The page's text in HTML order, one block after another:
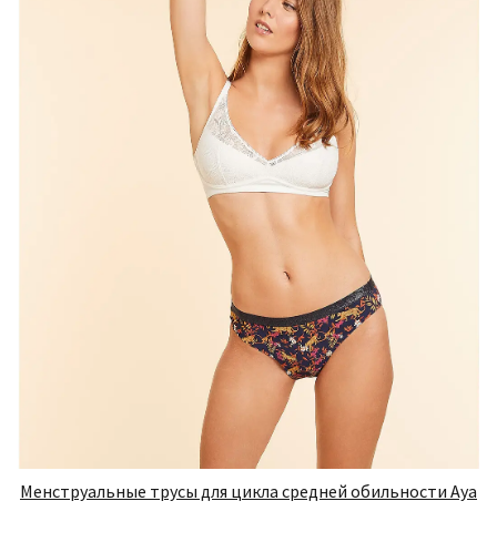
Менструальные трусы для цикла средней обильности Aya